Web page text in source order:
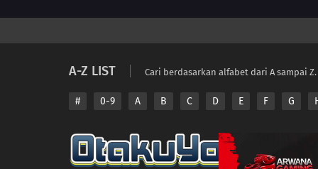
A-Z LIST Cari berdasarkan alfabet dari A sampai Z.
# 0-9 A B C D E F G
Disclaimer: This site
All contents are